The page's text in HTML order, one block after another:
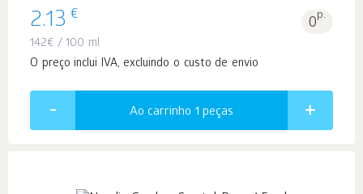
2.13 € 0p.
142€ / 100 ml
O preço inclui IVA, excluindo o custo de envio
Ao carrinho 1 peças